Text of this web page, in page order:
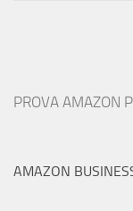
PROVA AMAZON
AMAZON